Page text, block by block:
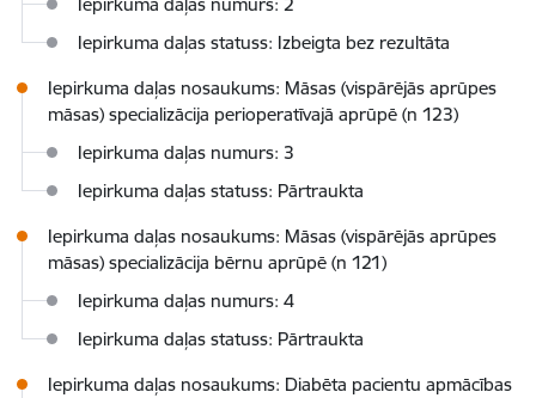
Iepirkuma daļas statuss: Izbeigta bez rezultāta
Iepirkuma daļas nosaukums: Māsas (vispārējās aprūpes
māsas) specializācija perioperatīvajā aprūpē (n 123)
Iepirkuma daļas numurs: 3
Iepirkuma daļas statuss: Pārtraukta
Iepirkuma daļas nosaukums: Māsas (vispārējās aprūpes
māsas) specializācija bērnu aprūpē (n 121)
Iepirkuma daļas numurs: 4
Iepirkuma daļas statuss: Pārtraukta
Iepirkuma daļas nosaukums: Diabēta pacientu apmācības